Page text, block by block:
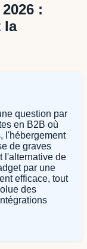
:
la
question par
en B2B où
l'hébergement
de graves
l'alternative de
par une
efficace, tout
des